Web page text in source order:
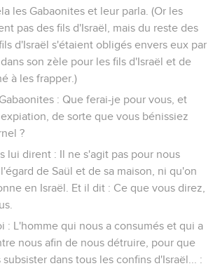
les Gabaonites et leur parla. (Or les
pas des fils d'Israël, mais du reste des
d'Israël s'étaient obligés envers eux par
son zèle pour les fils d'Israël et de
à les frapper.)
: Que ferai-je pour vous, et
de sorte que vous bénissiez
?
lui dirent : Il ne s'agit pas pour nous
de Saül et de sa maison, ni qu'on
en Israël. Et il dit : Ce que vous direz,
: L'homme qui nous a consumés et qui a
nous afin de nous détruire, pour que
dans tous les confins d'Israël... :